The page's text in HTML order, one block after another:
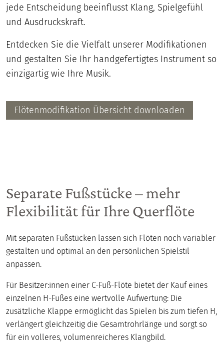
jede Entscheidung beeinflusst Klang, Spielgefühl
und Ausdruckskraft.
Entdecken Sie die Vielfalt unserer Modifikationen
und gestalten Sie Ihr handgefertigtes Instrument so
einzigartig wie Ihre Musik.
Flötenmodifikation Übersicht downloaden
Separate Fußstücke – mehr
Flexibilität für Ihre Querflöte
Mit separaten Fußstücken lassen sich Flöten noch variabler
gestalten und optimal an den persönlichen Spielstil
anpassen.
Für Besitzer:innen einer C-Fuß-Flöte bietet der Kauf eines
einzelnen H-Fußes eine wertvolle Aufwertung: Die
zusätzliche Klappe ermöglicht das Spielen bis zum tiefen H,
verlängert gleichzeitig die Gesamtrohrlänge und sorgt so
für ein volleres, volumenreicheres Klangbild.